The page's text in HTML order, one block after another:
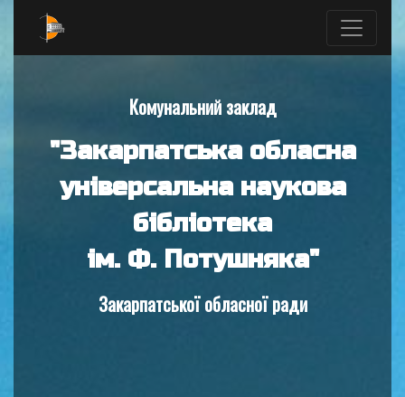
Комунальний заклад
"Закарпатська обласна
універсальна наукова
бібліотека
ім. Ф. Потушняка"
Закарпатської обласної ради